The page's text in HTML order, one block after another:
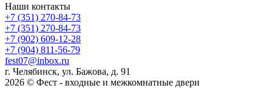
Наши контакты
+7 (351) 270-84-73
+7 (351) 270-84-73
+7 (902) 609-12-28
+7 (904) 811-56-79
fest07@inbox.ru
г. Челябинск, ул. Бажова, д. 91
2026 © Фест - входные и межкомнатные двери